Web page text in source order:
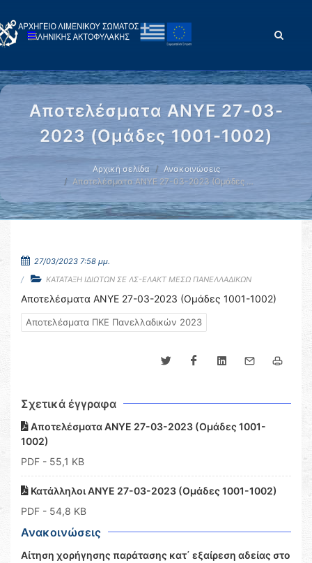
Αποτελέσματα ΑΝΥΕ 27-03-
2023 (Ομάδες 1001-1002)
Αρχική σελίδα
Ανακοινώσεις
Αποτελέσματα ΑΝΥΕ 27-03-2023 (Ομάδες …
27/03/2023 7:58 μμ.
ΚΑΤΑΤΑΞΗ ΙΔΙΩΤΩΝ ΣΕ ΛΣ-ΕΛΑΚΤ ΜΕΣΩ ΠΑΝΕΛΛΑΔΙΚΩΝ
Αποτελέσματα ΑΝΥΕ 27-03-2023 (Ομάδες 1001-1002)
Αποτελέσματα ΠΚΕ Πανελλαδικών 2023
Σχετικά έγγραφα
Αποτελέσματα ΑΝΥΕ 27-03-2023 (Ομάδες 1001-
1002)
PDF - 55,1 KB
Κατάλληλοι ΑΝΥΕ 27-03-2023 (Ομάδες 1001-1002)
PDF - 54,8 KB
Ανακοινώσεις
Αίτηση χορήγησης παράτασης κατ΄ εξαίρεση αδείας στο